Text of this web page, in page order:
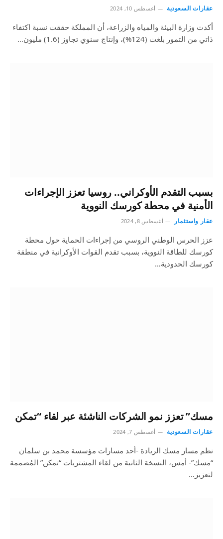
عقارات السعودية أغسطس 10, 2024
أكدت وزارة البيئة والمياه والزراعة، أن المملكة حققت نسبة اكتفاء
ذاتي من التمور بلغت (124%)، وإنتاج سنوي تجاوز (1.6) مليون…
بسبب التقدم الأوكراني.. روسيا تعزز الإجراءات
الأمنية في محطة كورسك النووية
عقار واستثمار أغسطس 8, 2024
عزز الحرس الوطني الروسي من إجراءات الحماية حول محطة
كورسك للطاقة النووية، بسبب تقدم القوات الأوكرانية في منطقة
كورسك الحدودية…
مسك” تعزز نمو الشركات الناشئة عبر لقاء “تمكن
عقارات السعودية أغسطس 7, 2024
نظم مسار مسك الريادة -أحد مسارات مؤسسة محمد بن سلمان
“مسك”- أمس، النسخة الثانية من لقاء المشتريات “تمكن” المُصممة
لتعزيز…